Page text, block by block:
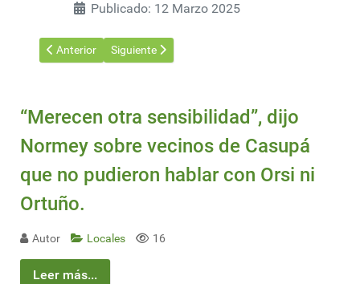
Publicado: 12 Marzo 2025
Artículo anterior: Irregularidades en Parque Villa Dolores:
Anterior Artículo siguiente: Informe oficial: Ministerio de
Siguiente
“Merecen otra sensibilidad”, dijo
Normey sobre vecinos de Casupá
que no pudieron hablar con Orsi ni
Ortuño.
Autor Locales 16
Leer más...